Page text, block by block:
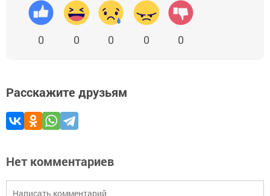
0 0 0 0 0
Расскажите друзьям
Нет комментариев